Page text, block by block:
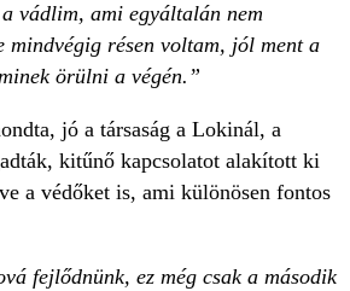
vádlim, ami egyáltalán nem
mindvégig résen voltam, jól ment a
örülni a végén.”
jó a társaság a Lokinál, a
kitűnő kapcsolatot alakított ki
a védőket is, ami különösen fontos
fejlődnünk, ez még csak a második